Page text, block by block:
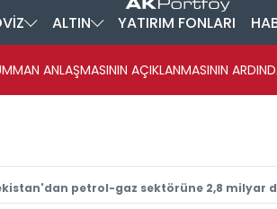
ALTIN YATIRIM FONLARI
ANLAŞMASININ AÇIKLANMASININ
petrol-gaz sektörüne 2,8 milyar